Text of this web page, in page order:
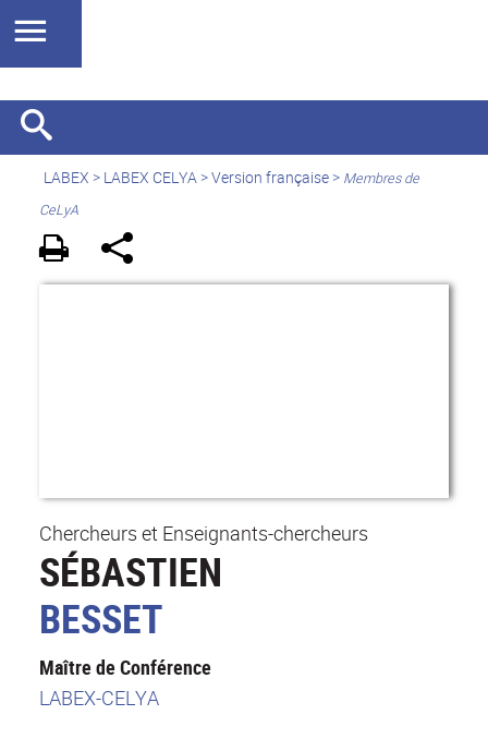
LABEX > LABEX CELYA>Version française> Membres de
CeLyA
Chercheurs et Enseignants-chercheurs
SÉBASTIEN
BESSET
Maître de Conférence
LABEX-CELYA